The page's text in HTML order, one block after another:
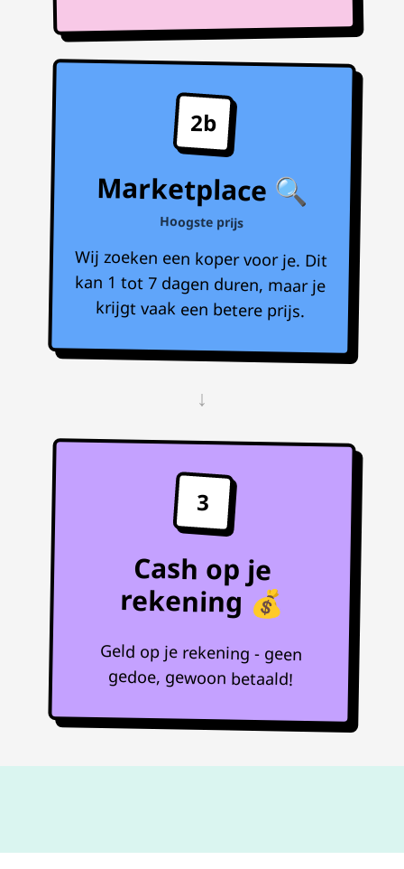
2b
Marketplace 🔍
Hoogste prijs
Wij zoeken een koper voor je. Dit
kan 1 tot 7 dagen duren, maar je
krijgt vaak een betere prijs.
↓
3
Cash op je
rekening 💰
Geld op je rekening - geen
gedoe, gewoon betaald!